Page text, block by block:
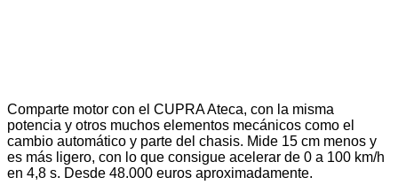
Comparte motor con el CUPRA Ateca, con la misma
potencia y otros muchos elementos mecánicos como el
cambio automático y parte del chasis. Mide 15 cm menos y
es más ligero, con lo que consigue acelerar de 0 a 100 km/h
en 4,8 s. Desde 48.000 euros aproximadamente.